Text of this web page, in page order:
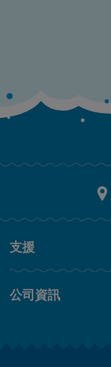
支援
常見問題解答
公司資訊